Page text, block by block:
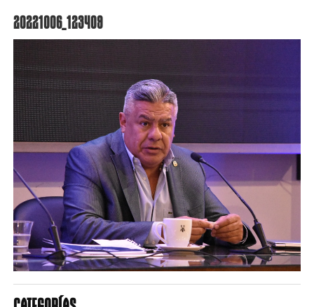
20221006_123409